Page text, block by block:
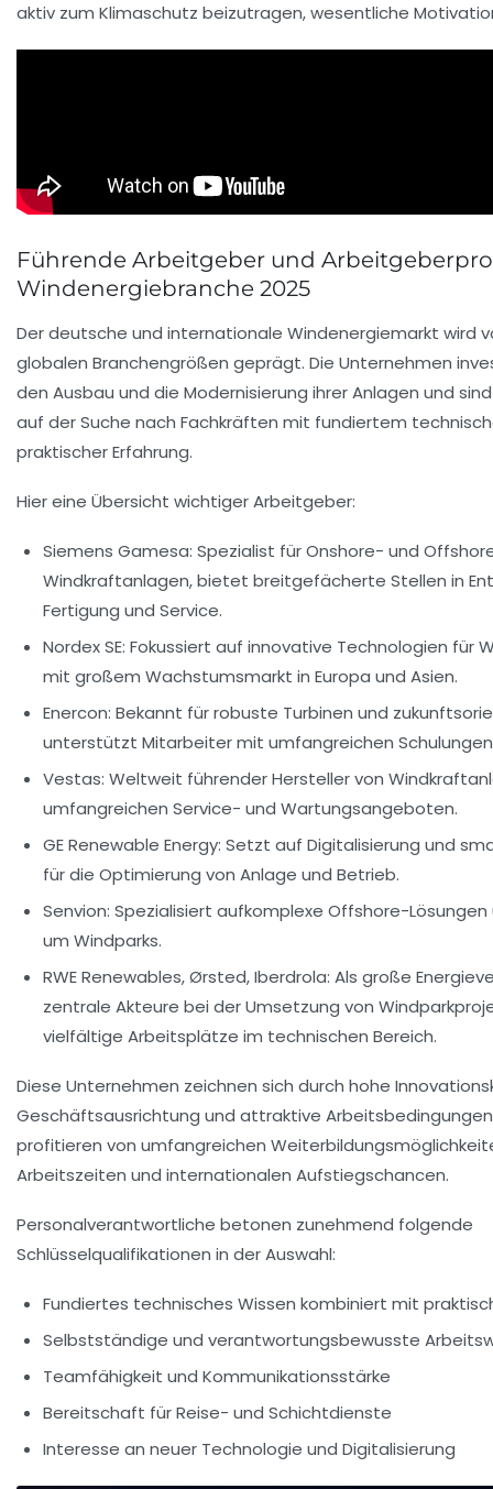
aktiv zum Klimaschutz beizutragen, wesentliche
Führende Arbeitgeber und
Windenergiebranche 2025
Der deutsche und internationale Windenergiemarkt wird
globalen Branchengrößen geprägt. Die Unternehmen
den Ausbau und die Modernisierung ihrer Anlagen und
auf der Suche nach Fachkräften mit fundiertem
praktischer Erfahrung.
Hier eine Übersicht wichtiger Arbeitgeber:
Siemens Gamesa: Spezialist für Onshore- und
Windkraftanlagen, bietet breitgefächerte Stellen in
Fertigung und Service.
Nordex SE: Fokussiert auf innovative Technologien für
mit großem Wachstumsmarkt in Europa und Asien.
Enercon: Bekannt für robuste Turbinen und
unterstützt Mitarbeiter mit umfangreichen
Vestas: Weltweit führender Hersteller von
umfangreichen Service- und Wartungsangeboten.
GE Renewable Energy: Setzt auf Digitalisierung und
für die Optimierung von Anlage und Betrieb.
Senvion: Spezialisiert aufkomplexe Offshore-Lösungen
um Windparks.
RWE Renewables, Ørsted, Iberdrola: Als große
zentrale Akteure bei der Umsetzung von
vielfältige Arbeitsplätze im technischen Bereich.
Diese Unternehmen zeichnen sich durch hohe
Geschäftsausrichtung und attraktive
profitieren von umfangreichen
Arbeitszeiten und internationalen Aufstiegschancen.
Personalverantwortliche betonen zunehmend folgende
Schlüsselqualifikationen in der Auswahl:
Fundiertes technisches Wissen kombiniert mit
Selbstständige und verantwortungsbewusste
Teamfähigkeit und Kommunikationsstärke
Bereitschaft für Reise- und Schichtdienste
Interesse an neuer Technologie und Digitalisierung